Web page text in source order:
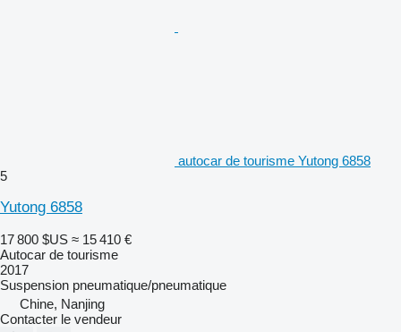
autocar de tourisme Yutong 6858
5
Yutong 6858
17 800 $US ≈ 15 410 €
Autocar de tourisme
2017
Suspension pneumatique/pneumatique
Chine, Nanjing
Contacter le vendeur